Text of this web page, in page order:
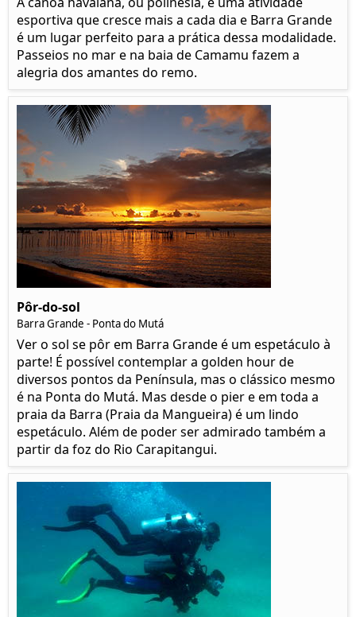
esportiva que cresce mais a cada dia e Barra Grande
é um lugar perfeito para a prática dessa modalidade.
Passeios no mar e na baia de Camamu fazem a
alegria dos amantes do remo.
Pôr-do-sol
Barra Grande - Ponta do Mutá
Ver o sol se pôr em Barra Grande é um espetáculo à
parte! É possível contemplar a golden hour de
diversos pontos da Península, mas o clássico mesmo
é na Ponta do Mutá. Mas desde o pier e em toda a
praia da Barra (Praia da Mangueira) é um lindo
espetáculo. Além de poder ser admirado também a
partir da foz do Rio Carapitangui.